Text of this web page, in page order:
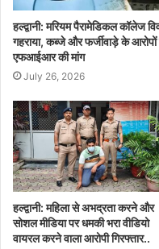
हल्द्वानी: मरियम पैरामेडिकल कॉलेज
गहराया, कब्जे और फर्जीवाड़े के आरोपों
एफआईआर की मांग
July 26, 2026
हल्द्वानी: महिला से अभद्रता करने और
सोशल मीडिया पर धमकी भरा वीडियो
वायरल करने वाला आरोपी गिरफ्तार..